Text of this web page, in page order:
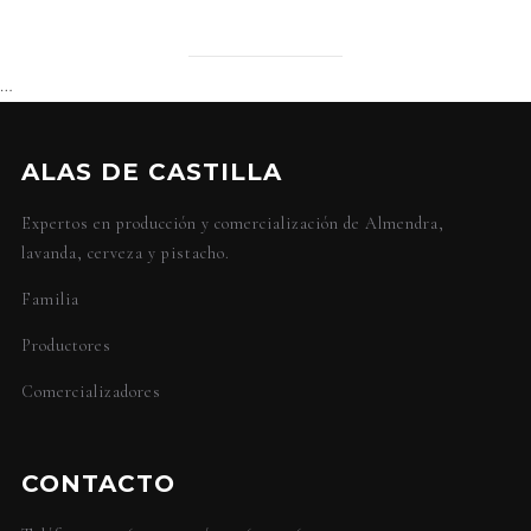
…
ALAS DE CASTILLA
Expertos en producción y comercialización de Almendra,
lavanda, cerveza y pistacho.
Familia
Productores
Comercializadores
CONTACTO